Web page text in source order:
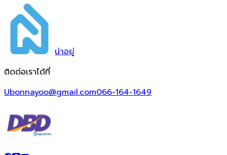
น่าอยู่
ติดต่อเราได้ที่
Ubonnayoo@gmail.com066-164-1649